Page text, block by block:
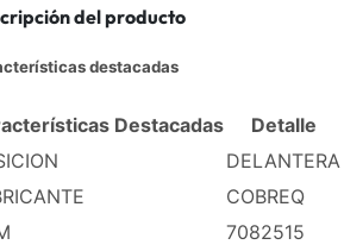
del producto
destacadas
Destacadas
Detalle
DELANTERA
COBREQ
7082515